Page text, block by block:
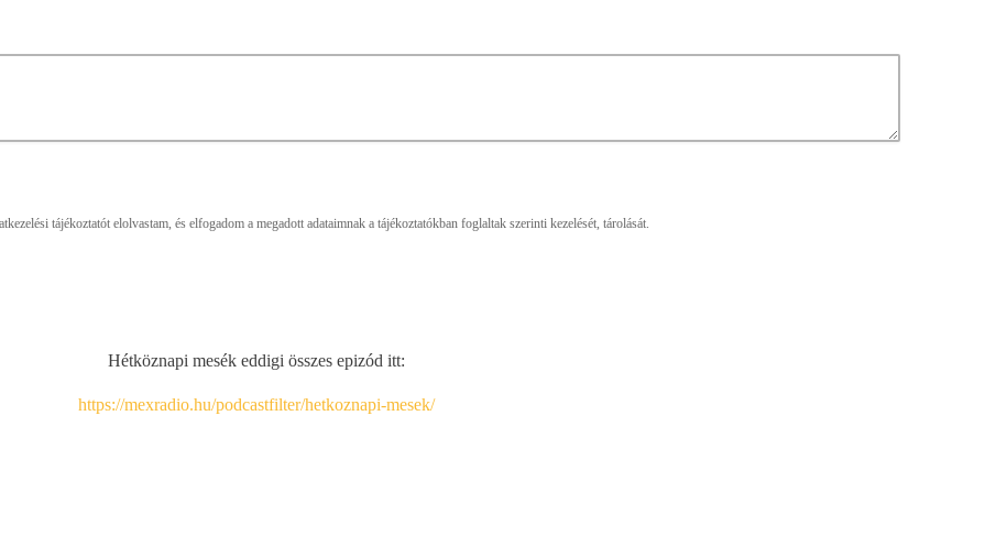
tájékoztatót elolvastam, és elfogadom a megadott adataimnak a tájékoztatókban foglaltak szerinti kezelését, tárolását.
Hétköznapi mesék eddigi összes epizód itt:
https://mexradio.hu/podcastfilter/hetkoznapi-mesek/